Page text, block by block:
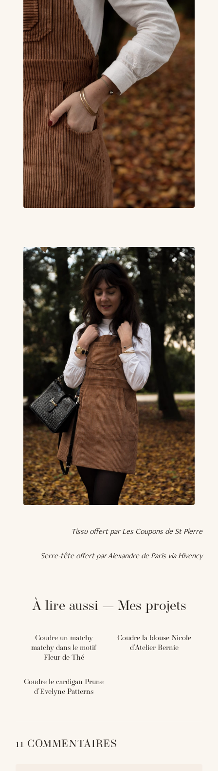
Tissu offert par Les Coupons de St Pierre
Serre-tête offert par Alexandre de Paris via Hivency
À lire aussi — Mes projets
Coudre un matchy
matchy dans le motif
Fleur de Thé
Coudre la blouse Nicole
d'Atelier Bernie
Coudre le cardigan Prune
d'Evelyne Patterns
11 COMMENTAIRES